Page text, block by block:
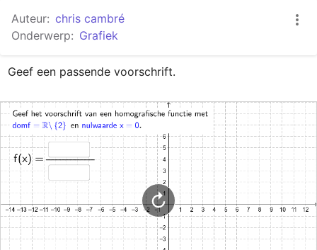
Auteur: chris cambré
Onderwerp: Grafiek
Geef een passende voorschrift.